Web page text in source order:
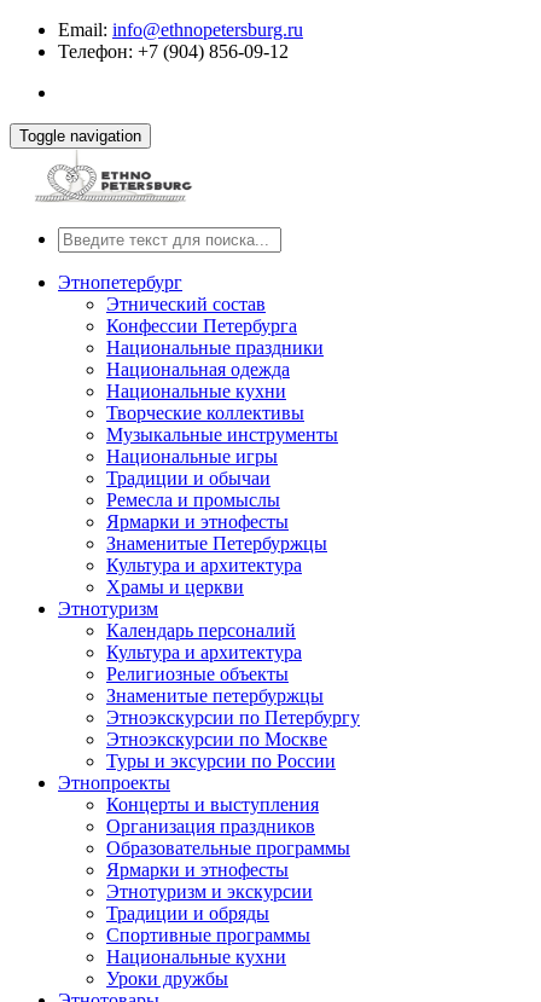
Email: info@ethnopetersburg.ru
Телефон: +7 (904) 856-09-12
Toggle navigation
Этнопетербург
Этнический состав
Конфессии Петербурга
Национальные праздники
Национальная одежда
Национальные кухни
Творческие коллективы
Музыкальные инструменты
Национальные игры
Традиции и обычаи
Ремесла и промыслы
Ярмарки и этнофесты
Знаменитые Петербуржцы
Культура и архитектура
Храмы и церкви
Этнотуризм
Календарь персоналий
Культура и архитектура
Религиозные объекты
Знаменитые петербуржцы
Этноэкскурсии по Петербургу
Этноэкскурсии по Москве
Туры и эксурсии по России
Этнопроекты
Концерты и выступления
Организация праздников
Образовательные программы
Ярмарки и этнофесты
Этнотуризм и экскурсии
Традиции и обряды
Спортивные программы
Национальные кухни
Уроки дружбы